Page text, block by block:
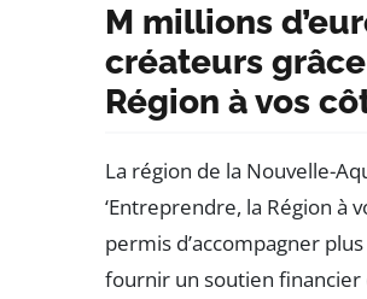
M millions
créateurs
Région à vos
La région de la Nouvelle-
‘Entreprendre, la Région à
permis d’accompagner
fournir un soutien